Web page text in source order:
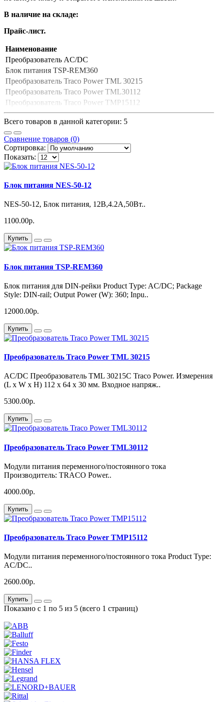
В наличие на складе:
Прайс-лист.
Наименование
Преобразователь AC/DC
Блок питания TSP-REM360
Преобразователь Traco Power TML 30215
Преобразователь Traco Power TML30112
Преобразователь Traco Power TMP15112
Всего товаров в данной категории: 5
Сравнение товаров (0)
Сортировка:
Показать:
Блок питания NES-50-12
NES-50-12, Блок питания, 12В,4.2А,50Вт..
1100.00р.
Купить
Блок питания TSP-REM360
Блок питания для DIN-рейки Product Type: AC/DC; Package
Style: DIN-rail; Output Power (W): 360; Inpu..
12000.00р.
Купить
Преобразователь Traco Power TML 30215
AC/DC Преобразователь TML 30215C Traco Power. Измерения
(L x W x H) 112 x 64 x 30 мм. Входное напряж..
5300.00р.
Купить
Преобразователь Traco Power TML30112
Модули питания переменного/постоянного тока
Производитель: TRACO Power..
4000.00р.
Купить
Преобразователь Traco Power TMP15112
Модули питания переменного/постоянного тока Product Type:
AC/DC..
2600.00р.
Купить
Показано с 1 по 5 из 5 (всего 1 страниц)